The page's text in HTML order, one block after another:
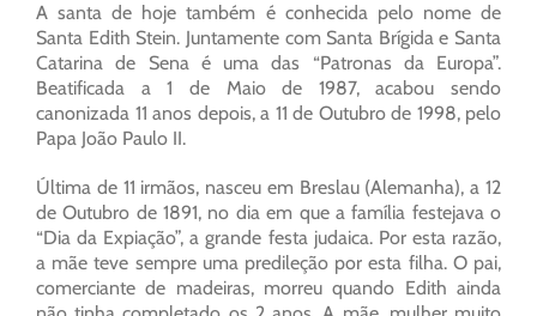
A santa de hoje também é conhecida pelo nome de
Santa Edith Stein. Juntamente com Santa Brígida e Santa
Catarina de Sena é uma das “Patronas da Europa”.
Beatificada a 1 de Maio de 1987, acabou sendo
canonizada 11 anos depois, a 11 de Outubro de 1998, pelo
Papa João Paulo II.
Última de 11 irmãos, nasceu em Breslau (Alemanha), a 12
de Outubro de 1891, no dia em que a família festejava o
“Dia da Expiação”, a grande festa judaica. Por esta razão,
a mãe teve sempre uma predileção por esta filha. O pai,
comerciante de madeiras, morreu quando Edith ainda